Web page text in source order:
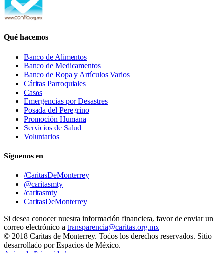
Qué hacemos
Banco de Alimentos
Banco de Medicamentos
Banco de Ropa y Artículos Varios
Cáritas Parroquiales
Casos
Emergencias por Desastres
Posada del Peregrino
Promoción Humana
Servicios de Salud
Voluntarios
Síguenos en
/CaritasDeMonterrey
@caritasmty
/caritasmty
CaritasDeMonterrey
Si desea conocer nuestra información financiera, favor de enviar un
correo electrónico a transparencia@caritas.org.mx
© 2018 Cáritas de Monterrey. Todos los derechos reservados. Sitio
desarrollado por Espacios de México.